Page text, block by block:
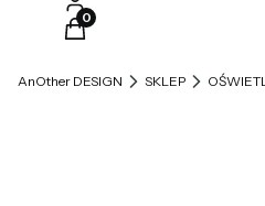
Produkty w koszyku: 0.
AnOther DESIGN SKLEP